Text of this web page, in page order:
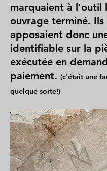
marquaient à l'outil
ouvrage terminé. Ils
apposaient donc
identifiable sur la
exécutée en
paiement. (c'était une
quelque sorte!)